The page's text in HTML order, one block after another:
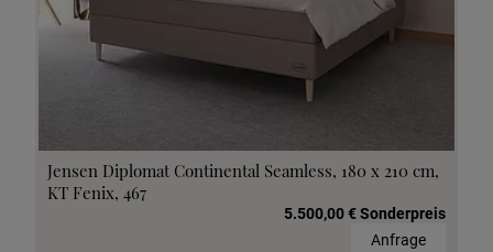
Jensen Diplomat Continental Seamless, 180 x 210 cm,
KT Fenix, 467
5.500,00 € Sonderpreis
Anfrage